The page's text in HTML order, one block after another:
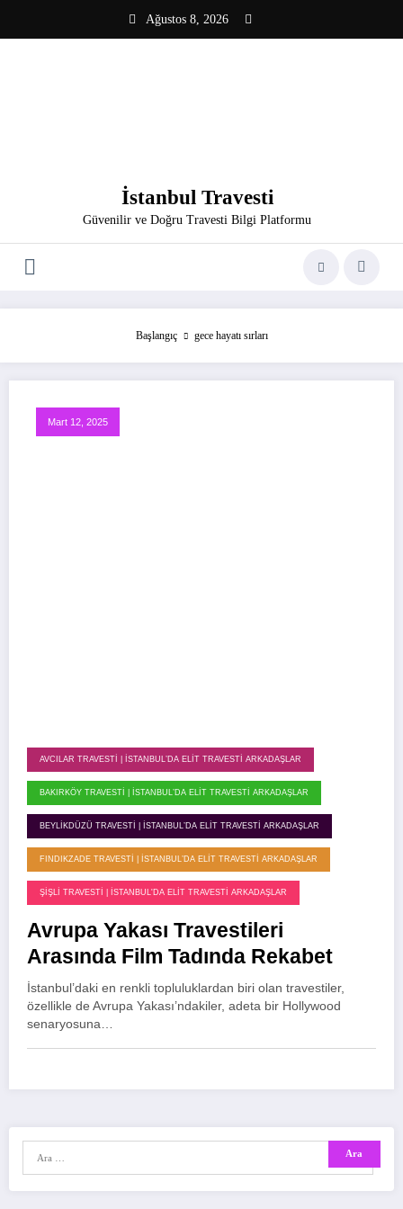
Ağustos 8, 2026
İstanbul Travesti
Güvenilir ve Doğru Travesti Bilgi Platformu
Başlangıç gece hayatı sırları
Mart 12, 2025
AVCILAR TRAVESTI | İSTANBUL’DA ELIT TRAVESTI ARKADAŞLAR
BAKIRKÖY TRAVESTI | İSTANBUL’DA ELIT TRAVESTI ARKADAŞLAR
BEYLIKDÜZÜ TRAVESTI | İSTANBUL’DA ELIT TRAVESTI ARKADAŞLAR
FINDIKZADE TRAVESTI | İSTANBUL’DA ELIT TRAVESTI ARKADAŞLAR
ŞIŞLI TRAVESTI | İSTANBUL'DA ELIT TRAVESTI ARKADAŞLAR
Avrupa Yakası Travestileri
Arasında Film Tadında Rekabet
İstanbul’daki en renkli topluluklardan biri olan travestiler,
özellikle de Avrupa Yakası’ndakiler, adeta bir Hollywood
senaryosuna…